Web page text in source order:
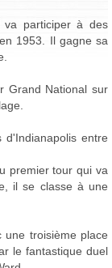
va participer à des
1953. Il gagne sa
Grand National sur
entre
premier tour qui va
il se classe à une
troisième place
le fantastique duel